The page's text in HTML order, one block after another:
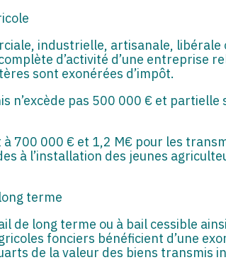
industrielle, artisanale, libérale
d’activité d’une entreprise
sont exonérées d’impôt.
pas 500 000 € et
700 000 € et 1,2 M€ pour les
à l’installation des jeunes
terme
de long terme ou à bail cessible
fonciers bénéficient d’une
de la valeur des biens transmis